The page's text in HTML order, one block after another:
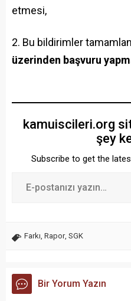
etmesi,
Bu bildirimler
üzerinden başvuru
kamuiscileri.org
şey
Subscribe to get the
Farkı, Rapor, SGK
Bir Yorum Yazın